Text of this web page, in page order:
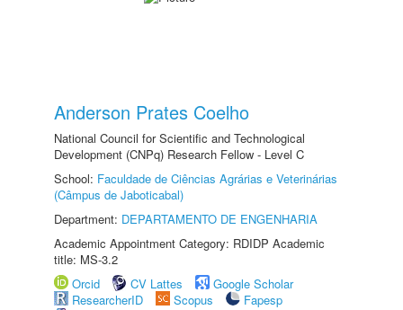
Anderson Prates Coelho
National Council for Scientific and Technological
Development (CNPq) Research Fellow - Level C
School: Faculdade de Ciências Agrárias e Veterinárias
(Câmpus de Jaboticabal)
Department: DEPARTAMENTO DE ENGENHARIA
Academic Appointment Category: RDIDP Academic
title: MS-3.2
Orcid
CV Lattes
Google Scholar
ResearcherID
Scopus
Fapesp